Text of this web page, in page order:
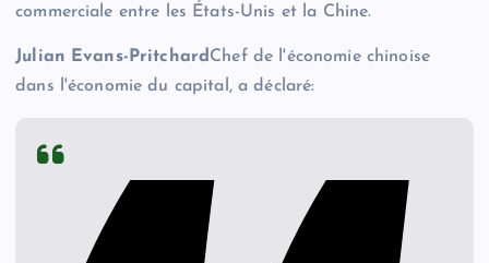
commerciale entre les États-Unis et la Chine.
Julian Evans-PritchardChef de l'économie chinoise
dans l'économie du capital, a déclaré: